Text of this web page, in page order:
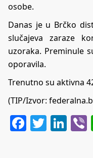
osobe.
Danas je u Brčko
slučajeva zaraze
uzoraka. Preminule
oporavila.
Trenutno su aktivna
(TIP/Izvor: